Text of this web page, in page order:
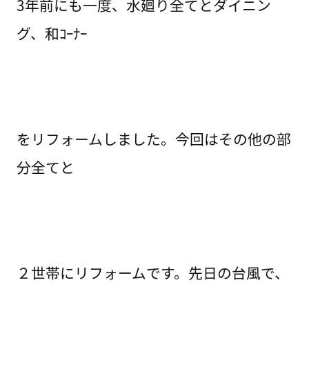
3年前にも一度、水廻り全てとダイニン
グ、和ｺｰﾅｰ
をリフォームしました。今回はその他の部
分全てと
２世帯にリフォームです。先日の台風で、